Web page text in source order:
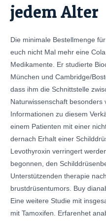
jedem Alter
Die minimale Bestellmenge
euch nicht Mal mehr eine
Medikamente. Er studierte
München und Cambridge/
dass ihm die Schnittstelle
Naturwissenschaft besonders
Informationen zu diesem
einem Patienten mit einer
dernach Erhalt einer
Levothyroxin verringert
begonnen, den
Unterstützenden therapie
brustdrüsentumors. Buy
Eine weitere Studie mit
mit Tamoxifen. Erfarenhet